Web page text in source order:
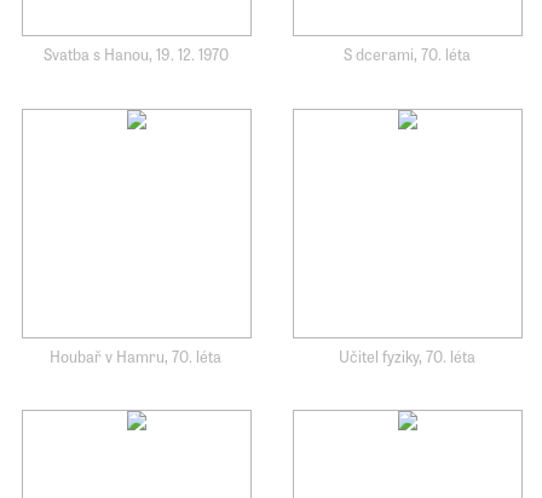
Svatba s Hanou, 19. 12. 1970 S dcerami, 70. léta
Houbař v Hamru, 70. léta Učitel fyziky, 70. léta